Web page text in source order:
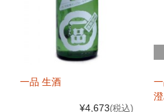
一品 生酒
¥4,673(税込)